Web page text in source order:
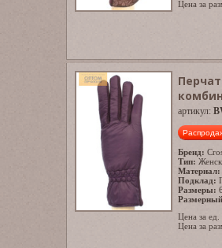
Цена за
артикул:
Бренд:
Тип:
Материал:
Подклад:
Размеры:
Цена за
Цена за